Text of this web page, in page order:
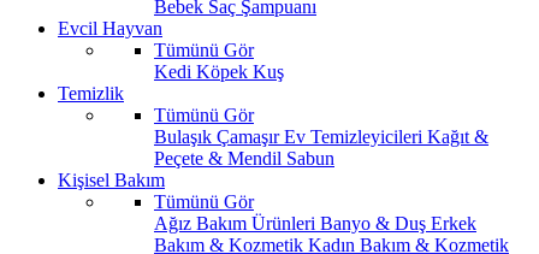
Bebek Saç Şampuanı
Evcil Hayvan
Tümünü Gör
Kedi Köpek Kuş
Temizlik
Tümünü Gör
Bulaşık ÇamaşırEv Temizleyicileri Kağıt &
Peçete & Mendil Sabun
Kişisel Bakım
Tümünü Gör
Ağız Bakım Ürünleri Banyo & Duş Erkek
Bakım & Kozmetik Kadın Bakım & Kozmetik